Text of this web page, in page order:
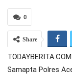
0
Share
Samapta Polres